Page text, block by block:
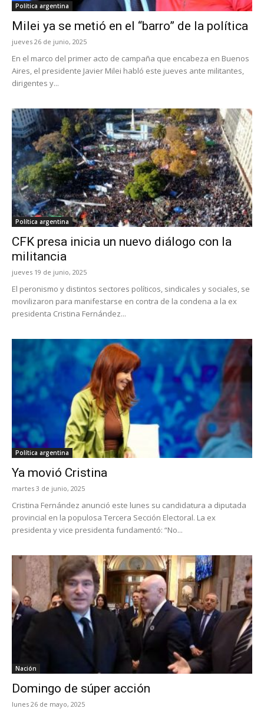
Política argentina
Milei ya se metió en el “barro” de la política
jueves 26 de junio, 2025
En el marco del primer acto de campaña que encabeza en Buenos
Aires, el presidente Javier Milei habló este jueves ante militantes,
dirigentes y...
Política argentina
CFK presa inicia un nuevo diálogo con la
militancia
jueves 19 de junio, 2025
El peronismo y distintos sectores políticos, sindicales y sociales, se
movilizaron para manifestarse en contra de la condena a la ex
presidenta Cristina Fernández...
Política argentina
Ya movió Cristina
martes 3 de junio, 2025
Cristina Fernández anunció este lunes su candidatura a diputada
provincial en la populosa Tercera Sección Electoral. La ex
presidenta y vice presidenta fundamentó: “No...
Nación
Domingo de súper acción
lunes 26 de mayo, 2025